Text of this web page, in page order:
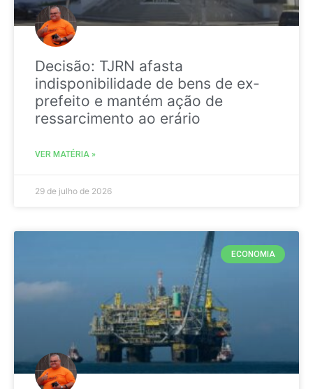
Decisão: TJRN afasta
indisponibilidade de bens de ex-
prefeito e mantém ação de
ressarcimento ao erário
VER MATÉRIA »
29 de julho de 2026
ECONOMIA